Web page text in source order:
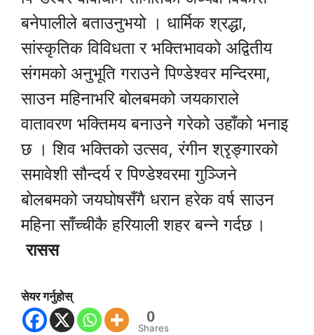
बनेपालीले बताउनुभयो । धार्मिक श्रद्धा,
सांस्कृतिक विविधता र भक्तिभावको अद्वितीय
संगमको अनुभूति गराउने पिण्डेश्वर मन्दिरमा,
साउन महिनाभरि बोलबमको जयकाराले
वातावरण भक्तिमय बनाउने गरेको उहाँको भनाइ
छ । शिव भक्तिको उत्सव, रंगीन श्रृङ्गारको
समावेशी सौन्दर्य र पिण्डेश्वरमा गुञ्जिने
बोलबमको जयघोषसँगै धरान हरेक वर्ष साउन
महिना साँच्चीकै हरियाली शहर बन्ने गर्दछ ।
रासस
सेयर गर्नुहोस्
0
Shares